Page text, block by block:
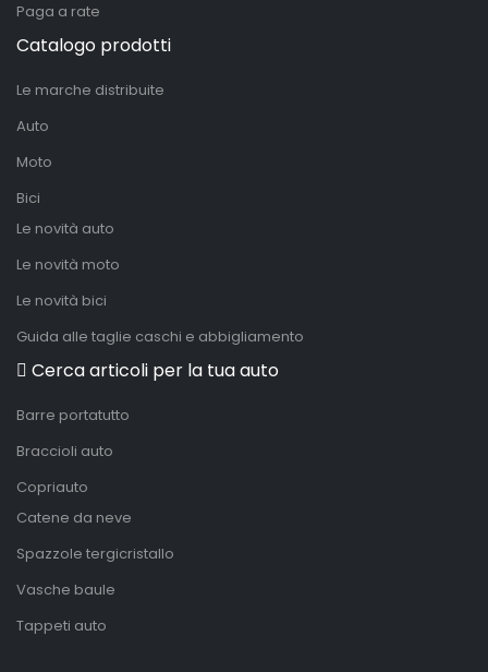
Paga a rate
Catalogo prodotti
Le marche distribuite
Auto
Moto
Bici
Le novità auto
Le novità moto
Le novità bici
Guida alle taglie caschi e abbigliamento
Cerca articoli per la tua auto
Barre portatutto
Braccioli auto
Copriauto
Catene da neve
Spazzole tergicristallo
Vasche baule
Tappeti auto